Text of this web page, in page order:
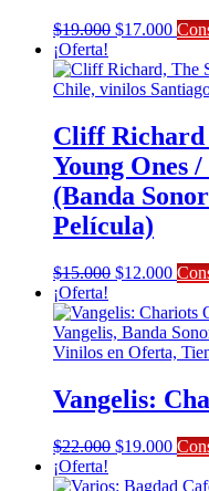
$19.000 El
original
era:
$17.000El
es:
¡Oferta!
Cliff Richard
Young Ones
(Banda
Película)
$15.000 El
original
era:
$15.000.
$12.000El
es:
¡Oferta!
Vangelis:
$22.000 El
original
$19.000El
¡Oferta!